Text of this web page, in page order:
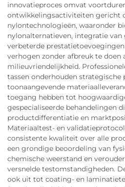
innovatieproces omvat
ontwikkelingsactiviteiten gericht
nylontechnologieën, waaronder
nylonalternatieven, integratie
verbeterde
verhogen zonder afbreuk te doen
milieuvriendelijkheid.
tassen onderhouden strategische
toonaangevende
toegang hebben tot
gespecialiseerde behandelingen
productdifferentiatie en
Materiaaltest- en
consistente kwaliteit over alle
een grondige beoordeling van
chemische weerstand en
versnelde testomstandigheden.
ook uit tot coating- en